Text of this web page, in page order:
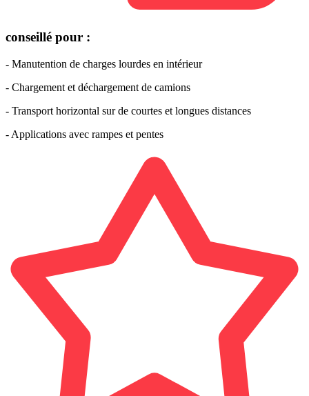
conseillé pour :
- Manutention de charges lourdes en intérieur
- Chargement et déchargement de camions
- Transport horizontal sur de courtes et longues distances
- Applications avec rampes et pentes